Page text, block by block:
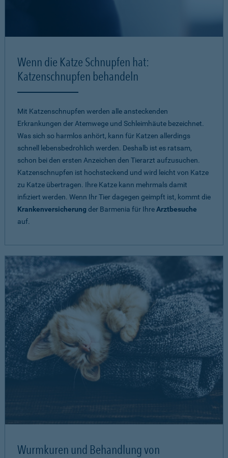
Wenn die Katze Schnupfen hat:
Katzenschnupfen behandeln
Mit Katzenschnupfen werden alle ansteckenden
Erkrankungen der Atemwege und Schleimhäute bezeichnet.
Was sich so harmlos anhört, kann für Katzen allerdings
schnell lebensbedrohlich werden. Deshalb ist es ratsam,
schon bei den ersten Anzeichen den Tierarzt aufzusuchen.
Katzenschnupfen ist hochsteckend und wird leicht von Katze
zu Katze übertragen. Ihre Katze kann mehrmals damit
infiziert werden. Wenn Ihr Tier dagegen geimpft ist, kommt die
Krankenversicherung der Barmenia für IhreArztbesuche
auf.
Wurmkuren und Behandlung von